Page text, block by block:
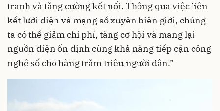
tranh và tăng cường kết nối. Thông qua việc liên
kết lưới điện và mạng số xuyên biên giới, chúng
ta có thể giảm chi phí, tăng cơ hội và mang lại
nguồn điện ổn định cùng khả năng tiếp cận công
nghệ số cho hàng trăm triệu người dân.”